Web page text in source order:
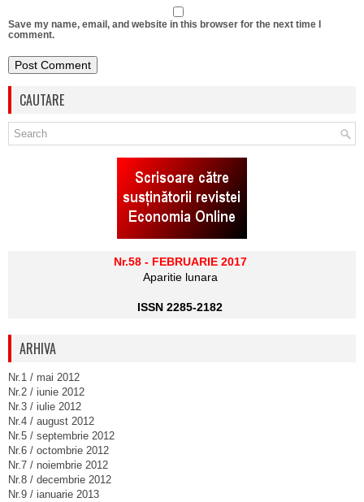
Save my name, email, and website in this browser for the next time I
comment.
CAUTARE
Nr.58 - FEBRUARIE 2017
Aparitie lunara
ISSN 2285-2182
ARHIVA
Nr.1 / mai 2012
Nr.2 / iunie 2012
Nr.3 / iulie 2012
Nr.4 / august 2012
Nr.5 / septembrie 2012
Nr.6 / octombrie 2012
Nr.7 / noiembrie 2012
Nr.8 / decembrie 2012
Nr.9 / ianuarie 2013